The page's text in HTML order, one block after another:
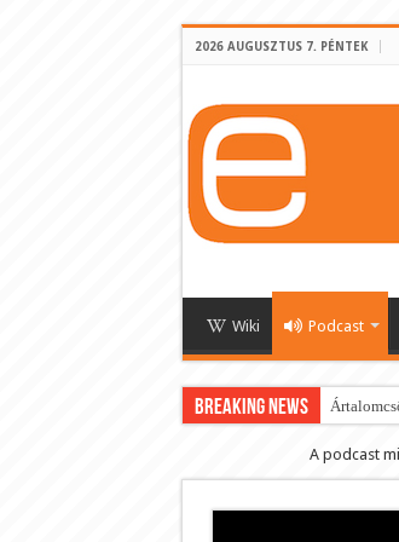
2026 AUGUSZTUS 7. PÉNTEK
Wiki Podcast
BREAKING NEWS
E-cigi
Android
A podcast